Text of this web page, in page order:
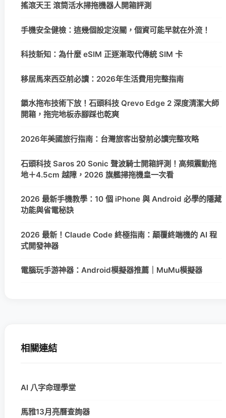
搖滾天王 滾筒活水掃拖機器人開箱評測
手機安全健檢：這幾個設定沒關，個資可能早就在外流！
科技新知：為什麼 eSIM 正逐漸取代傳統 SIM 卡
移居馬來西亞前必讀：2026年生活費用完整指南
鎖水拖布技術下放！石頭科技 Qrevo Edge 2 深度清潔大師
開箱，拖完地板赤腳踩也乾爽
2026年美國旅行指南：台灣旅客出發前必讀完整攻略
石頭科技 Saros 20 Sonic 聲波騎士開箱評測！高頻震動拖
地＋4.5cm 越障，2026 旗艦掃拖機皇一次看
2026 最新手機教學：10 個 iPhone 與 Android 必學的隱藏
功能與省電秘訣
2026 最新！Claude Code 終極指南：顛覆終端機的 AI 程
式開發神器
電腦玩手游神器：Android模擬器推薦｜MuMu模擬器
相關連結
AI 八字命理學堂
馬雅13月亮曆查詢器